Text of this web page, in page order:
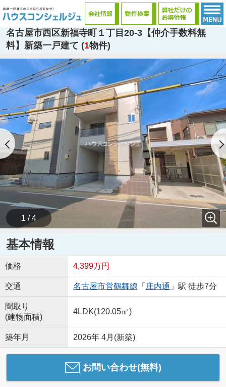
名古屋市西区新福寺町１丁目20-3【仲介手数料無
料】新築一戸建て (1物件)
1 / 4
基本情報
価格 4,399万円
交通 名古屋市営鶴舞線 「 庄内通 」駅 徒歩7分
間取り
(建物面積)
4LDK(120.05㎡)
築年月 2026年 4月(新築)
お問い合わせ(無料)